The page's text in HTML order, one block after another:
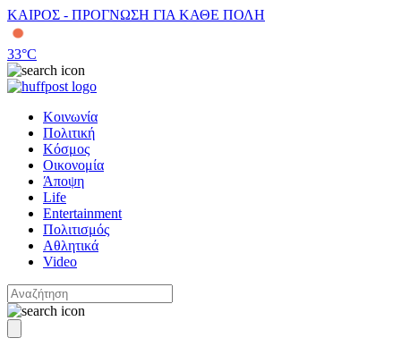
ΚΑΙΡΟΣ - ΠΡΟΓΝΩΣΗ ΓΙΑ ΚΑΘΕ ΠΟΛΗ
33°C
Κοινωνία
Πολιτική
Κόσμος
Οικονομία
Άποψη
Life
Entertainment
Πολιτισμός
Αθλητικά
Video